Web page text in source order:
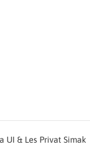
UI & Les Privat Simak